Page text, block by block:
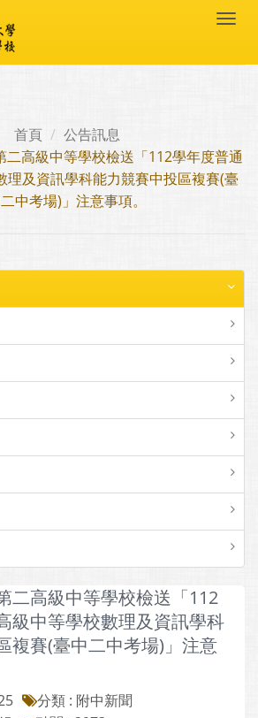
首頁
公告訊息
二高級中等學校檢送「112學年度普通
理及資訊學科能力競賽中投區複賽(臺
中考場)」注意事項。
二高級中等學校檢送「112
級中等學校數理及資訊學科
複賽(臺中二中考場)」注意
分類 : 附中新聞